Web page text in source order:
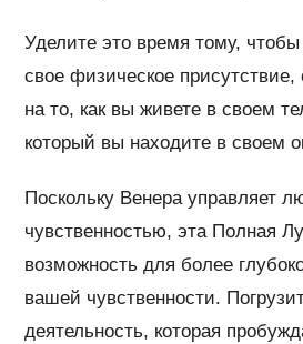
Уделите это время тому,
свое физическое
на то, как вы живете в своем
который вы находите в своем
Поскольку Венера управляет
чувственностью, эта Полная
возможность для более
вашей чувственности.
деятельность, которая